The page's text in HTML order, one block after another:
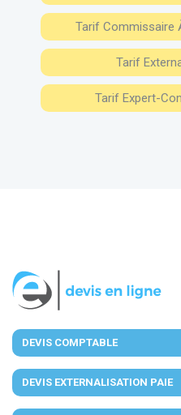
Tarif Commissaire
Tarif
Tarif Expert-
DEVIS COMPTABLE
DEVIS EXTERNALISATION PAIE